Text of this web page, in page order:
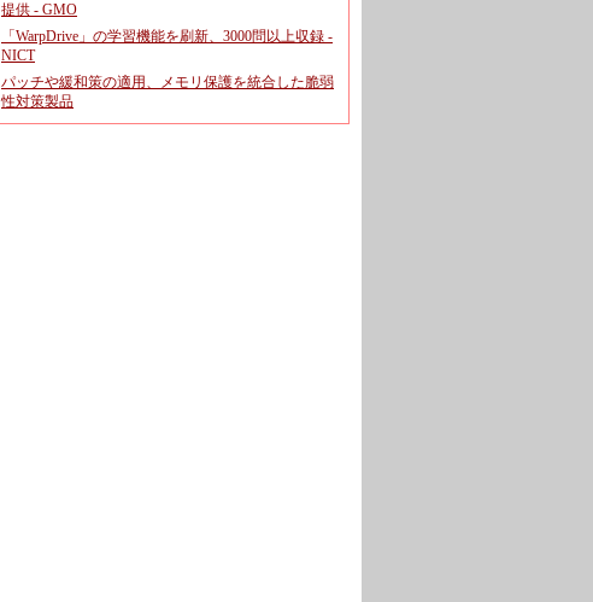
提供 - GMO
「WarpDrive」の学習機能を刷新、3000問以上収録 -
NICT
パッチや緩和策の適用、メモリ保護を統合した脆弱
性対策製品